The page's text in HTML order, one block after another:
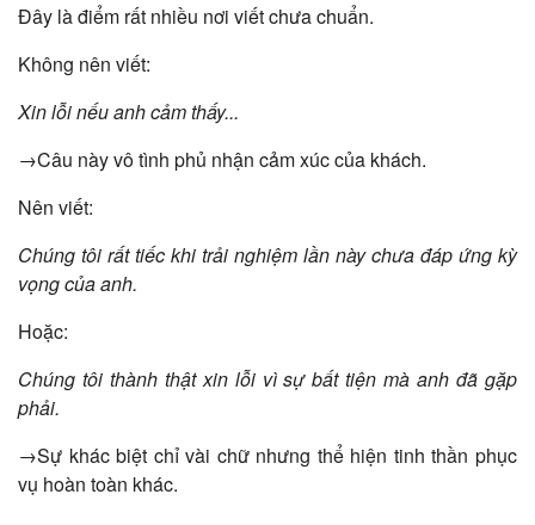
Đây là điểm rất nhiều nơi viết chưa chuẩn.
Không nên viết:
Xin lỗi nếu anh cảm thấy...
→Câu này vô tình phủ nhận cảm xúc của khách.
Nên viết:
Chúng tôi rất tiếc khi trải nghiệm lần này chưa đáp ứng kỳ
vọng của anh.
Hoặc:
Chúng tôi thành thật xin lỗi vì sự bất tiện mà anh đã gặp
phải.
→Sự khác biệt chỉ vài chữ nhưng thể hiện tinh thần phục
vụ hoàn toàn khác.